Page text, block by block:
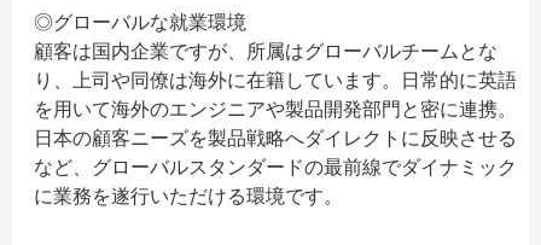
◎グローバルな就業環境
顧客は国内企業ですが、所属はグローバルチームとな
り、上司や同僚は海外に在籍しています。日常的に英語
を用いて海外のエンジニアや製品開発部門と密に連携。
日本の顧客ニーズを製品戦略へダイレクトに反映させる
など、グローバルスタンダードの最前線でダイナミック
に業務を遂行いただける環境です。